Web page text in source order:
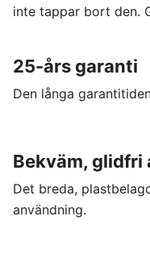
inte tappar bort den.
25-års garanti
Den långa
Bekväm, glidfri
Det breda,
användning.